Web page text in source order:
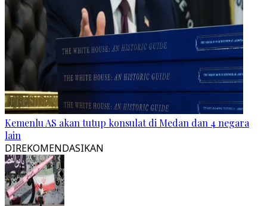
Kemenlu AS akan tutup konsulat di Medan dan 4 negara
lain
DIREKOMENDASIKAN